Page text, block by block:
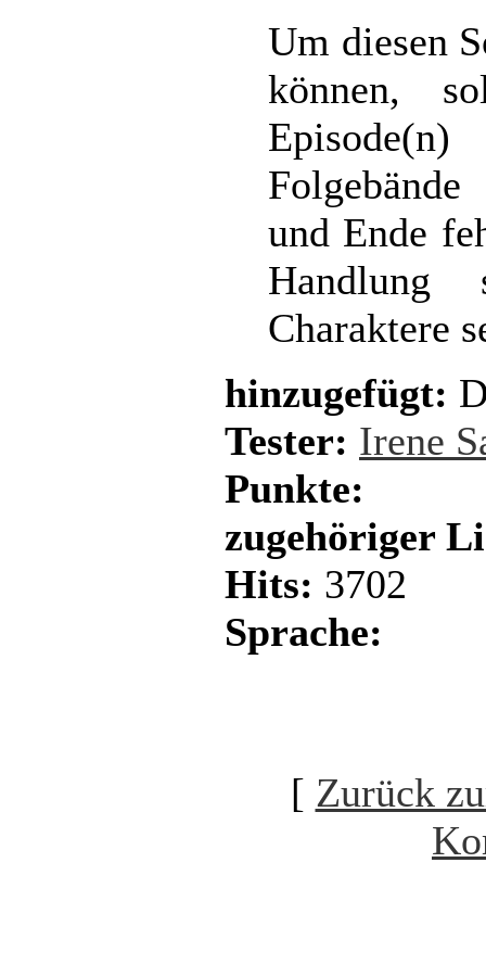
Um diesen
können,
und Ende
Charaktere
hinzugefügt:
Tester: Irene
Punkte:
zugehöriger
Hits: 3702
Sprache:
[ Zurück